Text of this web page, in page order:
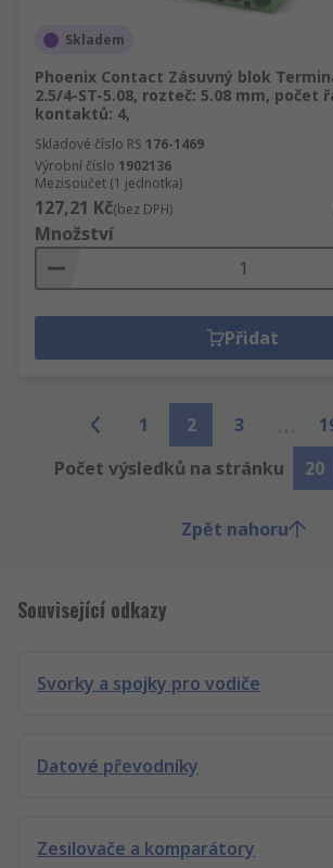
Skladem
Phoenix Contact Zásuvný blok
2.5/4-ST-5.08, rozteč: 5.08 mm, počet
kontaktů: 4,
Skladové číslo RS 176-1469
Výrobní číslo 1902136
Mezisoučet (1 jednotka)
127,21 Kč(bez DPH)
Množství
Přidat
1 2 3
Počet výsledků na stránku
20
Zpět nahoru
Související odkazy
Svorky a spojky pro vodiče
Datové převodníky
Zesilovače a komparátory